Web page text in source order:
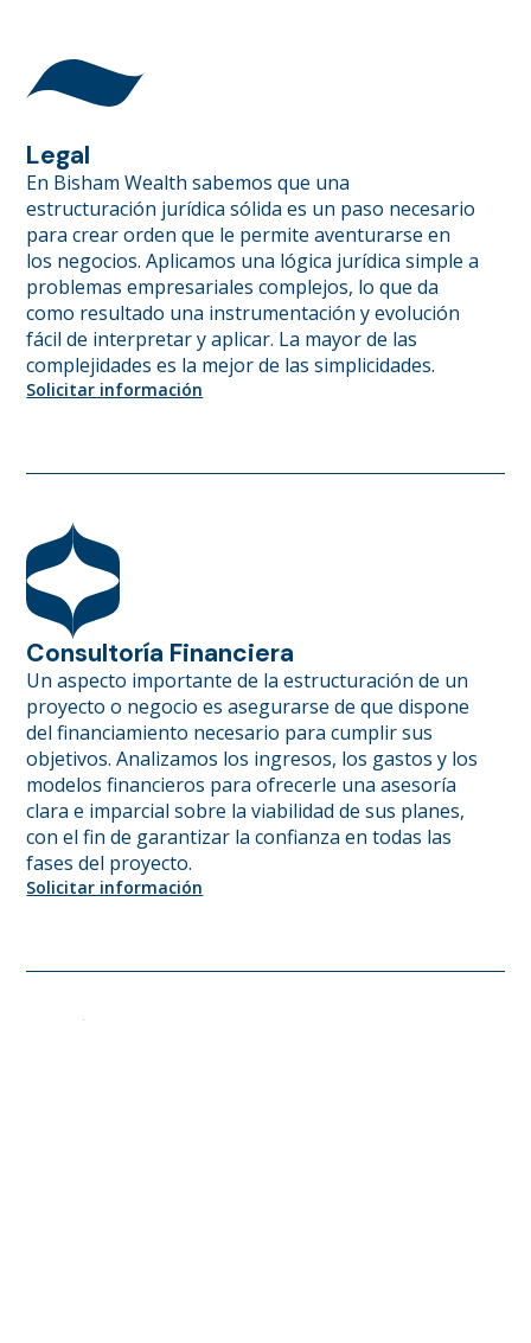
Legal
En Bisham Wealth sabemos que una
estructuración jurídica sólida es un paso necesario
para crear orden que le permite aventurarse en
los negocios. Aplicamos una lógica jurídica simple a
problemas empresariales complejos, lo que da
como resultado una instrumentación y evolución
fácil de interpretar y aplicar. La mayor de las
complejidades es la mejor de las simplicidades.
Solicitar información
Consultoría Financiera
Un aspecto importante de la estructuración de un
proyecto o negocio es asegurarse de que dispone
del financiamiento necesario para cumplir sus
objetivos. Analizamos los ingresos, los gastos y los
modelos financieros para ofrecerle una asesoría
clara e imparcial sobre la viabilidad de sus planes,
con el fin de garantizar la confianza en todas las
fases del proyecto.
Solicitar información